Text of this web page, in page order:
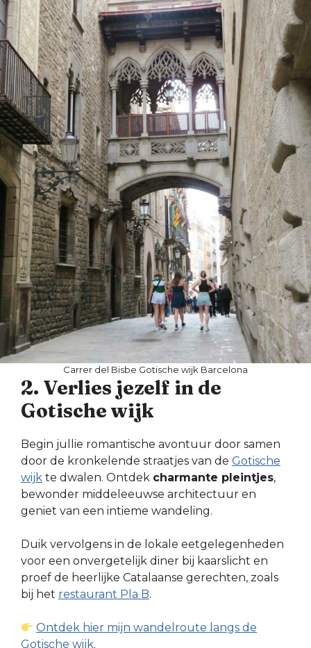
Carrer del Bisbe Gotische wijk Barcelona
2. Verlies jezelf in de
Gotische wijk
Begin jullie romantische avontuur door samen
door de kronkelende straatjes van de Gotische
wijk te dwalen. Ontdek charmante pleintjes,
bewonder middeleeuwse architectuur en
geniet van een intieme wandeling.
Duik vervolgens in de lokale eetgelegenheden
voor een onvergetelijk diner bij kaarslicht en
proef de heerlijke Catalaanse gerechten, zoals
bij het restaurant Pla B.
Ontdek hier mijn wandelroute langs de
Gotische wijk.